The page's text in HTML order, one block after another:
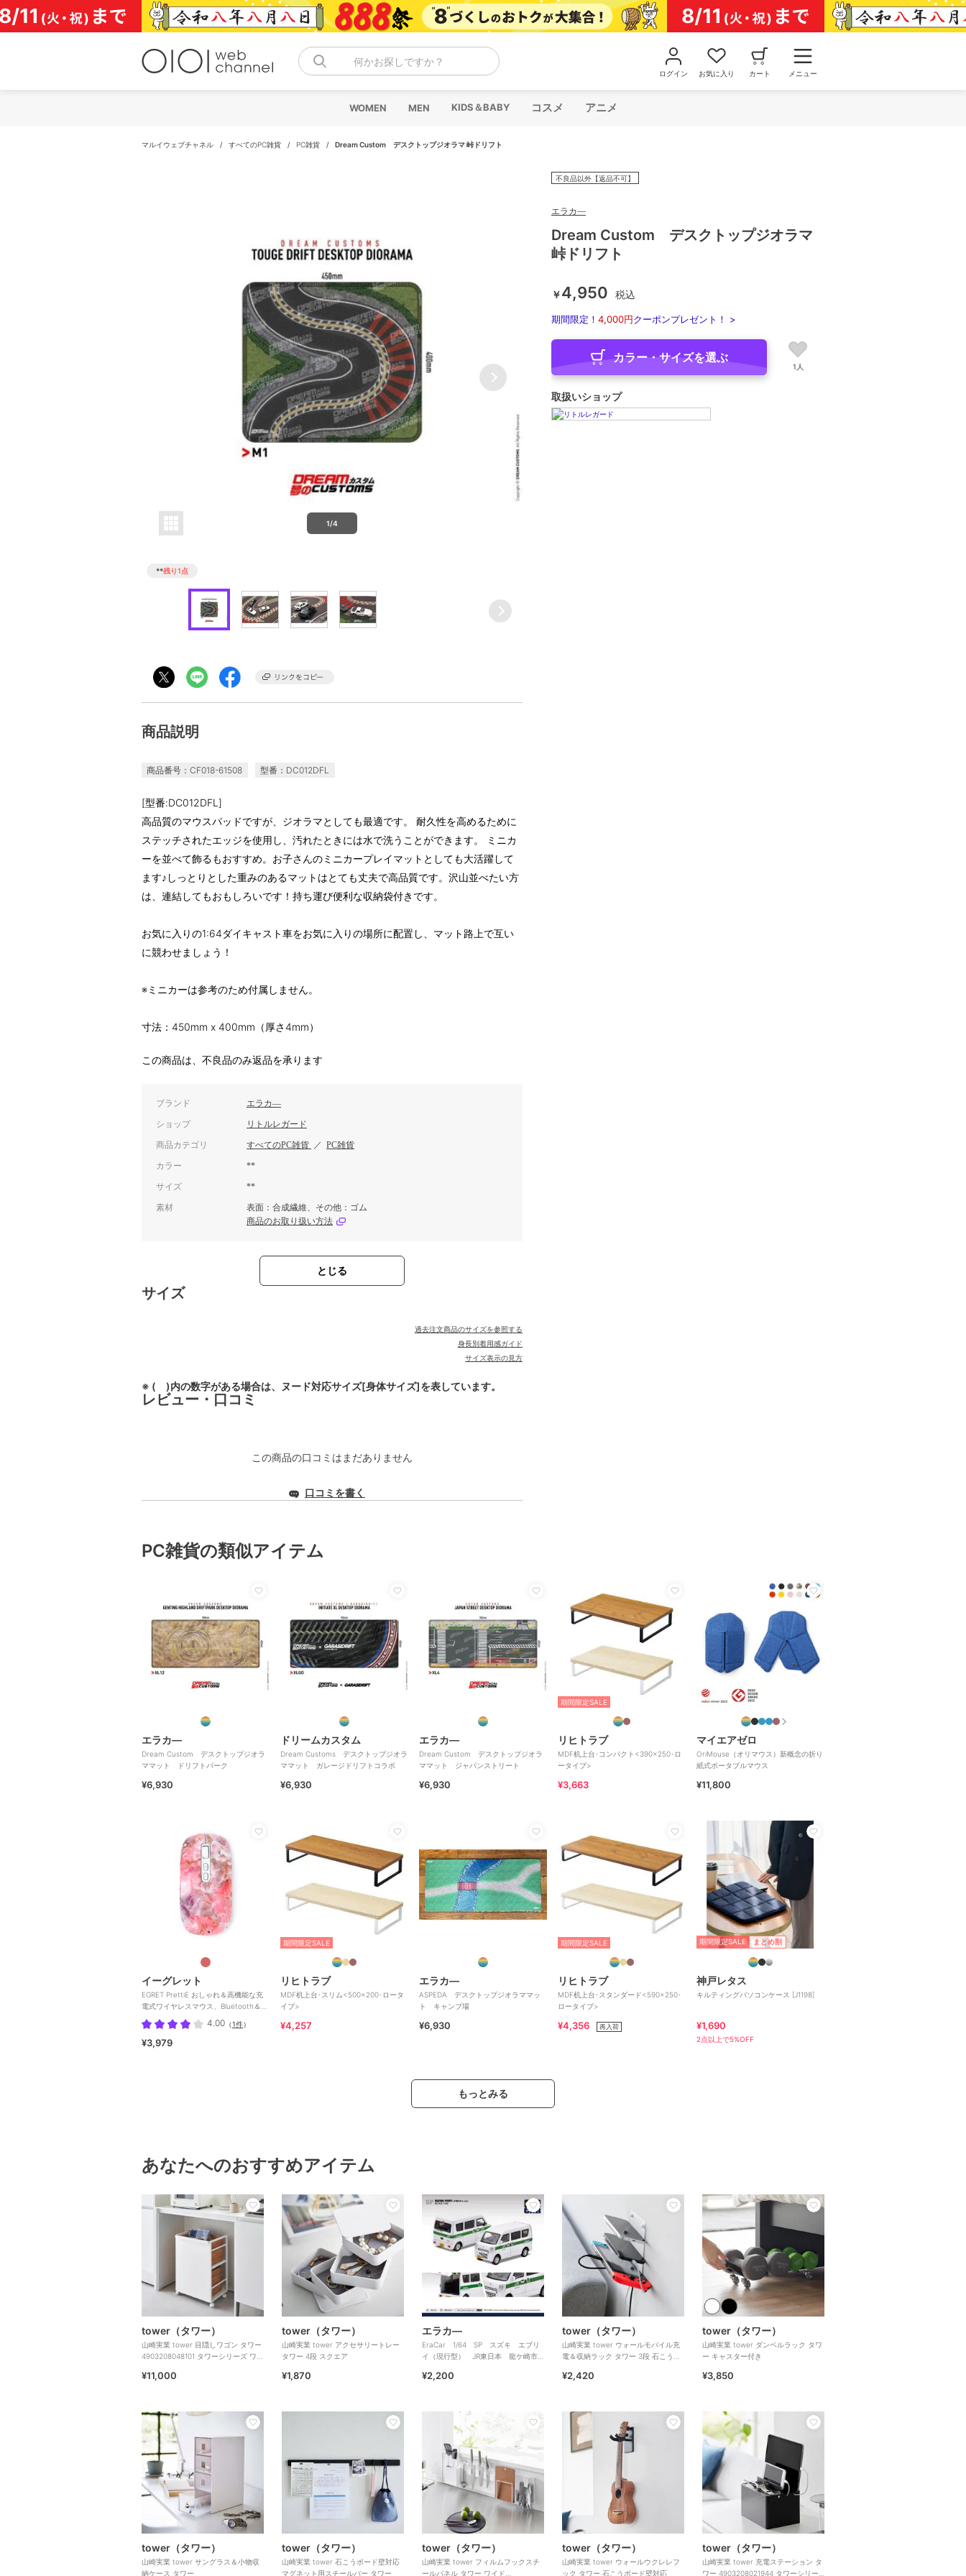
コ
ン
テ
何かお探しですか？
ログイン お気に入り カート メニュー
WOMEN MEN KIDS＆BABY コスメ アニメ
マルイウェブチャネル / すべてのPC雑貨 / PC雑貨 / Dream Custom デスクトップジオラマ 峠ドリフト
1/4
**残り1点
商品説明
商品番号：CF018-61508 型番：DC012DFL
[型番:DC012DFL]
高品質のマウスパッドですが、ジオラマとしても最適です。 耐久性を高めるために
ステッチされたエッジを使用し、汚れたときには水で洗うことができます。 ミニカ
ーを並べて飾るもおすすめ。お子さんのミニカープレイマットとしても大活躍して
ます♪しっとりとした重みのあるマットはとても丈夫で高品質です。沢山並べたい方
は、連結してもおもしろいです！持ち運び便利な収納袋付きです。
お気に入りの1:64ダイキャスト車をお気に入りの場所に配置し、マット路上で互い
に競わせましょう！
※ミニカーは参考のため付属しません。
寸法：450mm x 400mm（厚さ4mm）
この商品は、不良品のみ返品を承ります
ブランド エラカ―
ショップ リトルレガード
商品カテゴリ すべてのPC雑貨 ／ PC雑貨
カラー **
サイズ **
素材
表面：合成繊維、その他：ゴム
商品のお取り扱い方法
とじる
サイズ
過去注文商品のサイズを参照する
身長別着用感ガイド
サイズ表示の見方
※ ( )内の数字がある場合は、ヌード対応サイズ[身体サイズ]を表しています。
レビュー・口コミ
この商品の口コミはまだありません
口コミを書く
不良品以外【返品不可】
エラカ―
Dream Custom デスクトップジオラマ
峠ドリフト
￥4,950 税込
期間限定！ 4,000円クーポンプレゼント！ >
カラー・サイズを選ぶ
1人
取扱いショップ
PC雑貨の類似アイテム
エラカ―
Dream Custom デスクトップジオラ
ママット ドリフトパーク
¥6,930
ドリームカスタム
Dream Customs デスクトップジオラ
ママット ガレージドリフトコラボ
¥6,930
エラカ―
Dream Custom デスクトップジオラ
ママット ジャパンストリート
¥6,930
期間限定SALE
リヒトラブ
MDF机上台･コンパクト<390×250･ロ
ータイプ>
¥3,663
マイエアゼロ
OriMouse（オリマウス）新概念の折り
紙式ポータブルマウス
¥11,800
イーグレット
EGRET PrettiE おしゃれ＆高機能な充
電式ワイヤレスマウス、Bluetooth＆レ
シーバー
4.00 （1件）
¥3,979
期間限定SALE
リヒトラブ
MDF机上台･スリム<500×200･ロータ
イプ>
¥4,257
エラカ―
ASPEDA デスクトップジオラママッ
ト キャンプ場
¥6,930
期間限定SALE
リヒトラブ
MDF机上台･スタンダード<590×250･
ロータイプ>
¥4,356 再入荷
期間限定SALE まとめ割
神戸レタス
キルティングパソコンケース [J1198]
¥1,690
2点以上で5%OFF
もっとみる
あなたへのおすすめアイテム
tower（タワー）
山崎実業 tower 目隠しワゴン タワー
4903208048101 タワーシリーズ ワゴ
¥11,000
tower（タワー）
山崎実業 tower アクセサリートレー
タワー 4段 スクエア
¥1,870
エラカ―
EraCar 1/64 SP スズキ エブリ
イ（現行型） JR東日本 龍ケ崎市
¥2,200
tower（タワー）
山崎実業 tower ウォールモバイル充
電＆収納ラック タワー 3段 石こうボ
¥2,420
tower（タワー）
山崎実業 tower ダンベルラック タワ
ー キャスター付き
¥3,850
tower（タワー）
山崎実業 tower サングラス＆小物収
納ケース タワー
tower（タワー）
山崎実業 tower 石こうボード壁対応
マグネット用スチールバー タワー
tower（タワー）
山崎実業 tower フィルムフックスチ
ールパネル タワー ワイド
tower（タワー）
山崎実業 tower ウォールウクレレフ
ック タワー 石こうボード壁対応
tower（タワー）
山崎実業 tower 充電ステーション タ
ワー 4903208021944 タワーシリー